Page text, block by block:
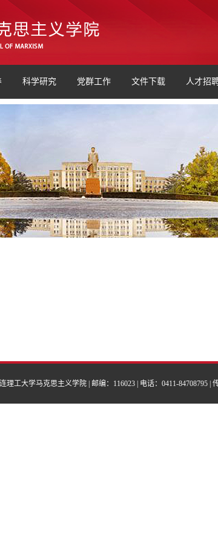
科学研究 党群工作 文件下载 人才招
理工大学马克思主义学院 | 邮编：116023 | 电话：0411-84708795 |